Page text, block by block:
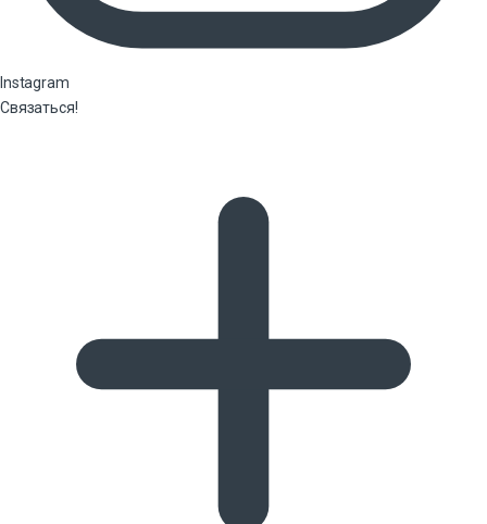
Instagram
Связаться!